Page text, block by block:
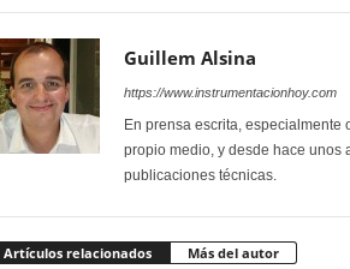
Guillem Alsina
https://www.instrumentacionhoy.com
En prensa escrita,
propio medio, y desde hace unos
publicaciones técnicas.
Artículos relacionados Más del autor